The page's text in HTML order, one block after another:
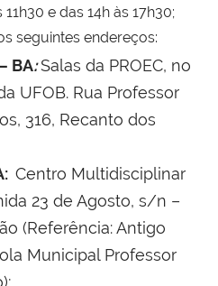
e das 14h às 17h30;
seguintes endereços:
BA:Salas da PROEC, no
UFOB. Rua Professor
316, Recanto dos
Centro Multidisciplinar
23 de Agosto, s/n –
(Referência: Antigo
Municipal Professor